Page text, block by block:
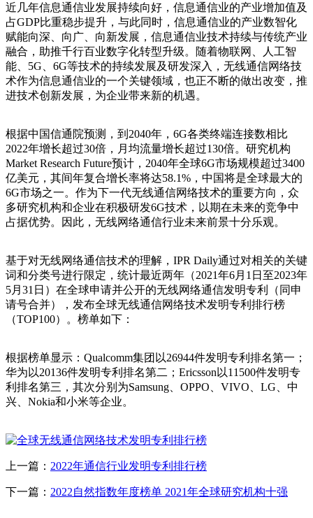
近几年信息通信业发展持续向好，信息通信业的产业增加值及
占GDP比重稳步提升，与此同时，信息通信业的产业数智化
赋能向深、向广、向新发展，信息通信业技术持续与传统产业
融合，助推千行百业数字化转型升级。随着物联网、人工智
能、5G、6G等技术的持续发展及研发深入，无线通信网络技
术作为信息通信业的一个关键领域，也正不断的做出改变，推
进技术创新发展，为企业带来新的机遇。
根据中国信通院预测，到2040年，6G各类终端连接数相比
2022年增长超过30倍，月均流量增长超过130倍。研究机构
Market Research Future预计，2040年全球6G市场规模超过3400
亿美元，其间年复合增长率将达58.1%，中国将是全球最大的
6G市场之一。作为下一代无线通信网络技术的重要方向，众
多研究机构和企业在积极研发6G技术，以期在未来的竞争中
占据优势。因此，无线网络通信行业未来前景十分乐观。
基于对无线网络通信技术的理解，IPR Daily通过对相关的关键
词和分类号进行限定，统计最近两年（2021年6月1日至2023年
5月31日）在全球申请并公开的无线网络通信发明专利（同申
请号合并），发布全球无线通信网络技术发明专利排行榜
（TOP100）。榜单如下：
根据榜单显示：Qualcomm集团以26944件发明专利排名第一；
华为以20136件发明专利排名第二；Ericsson以11500件发明专
利排名第三，其次分别为Samsung、OPPO、VIVO、LG、中
兴、Nokia和小米等企业。
上一篇： 2022年通信行业发明专利排行榜
下一篇： 2022自然指数年度榜单 2021年全球研究机构十强